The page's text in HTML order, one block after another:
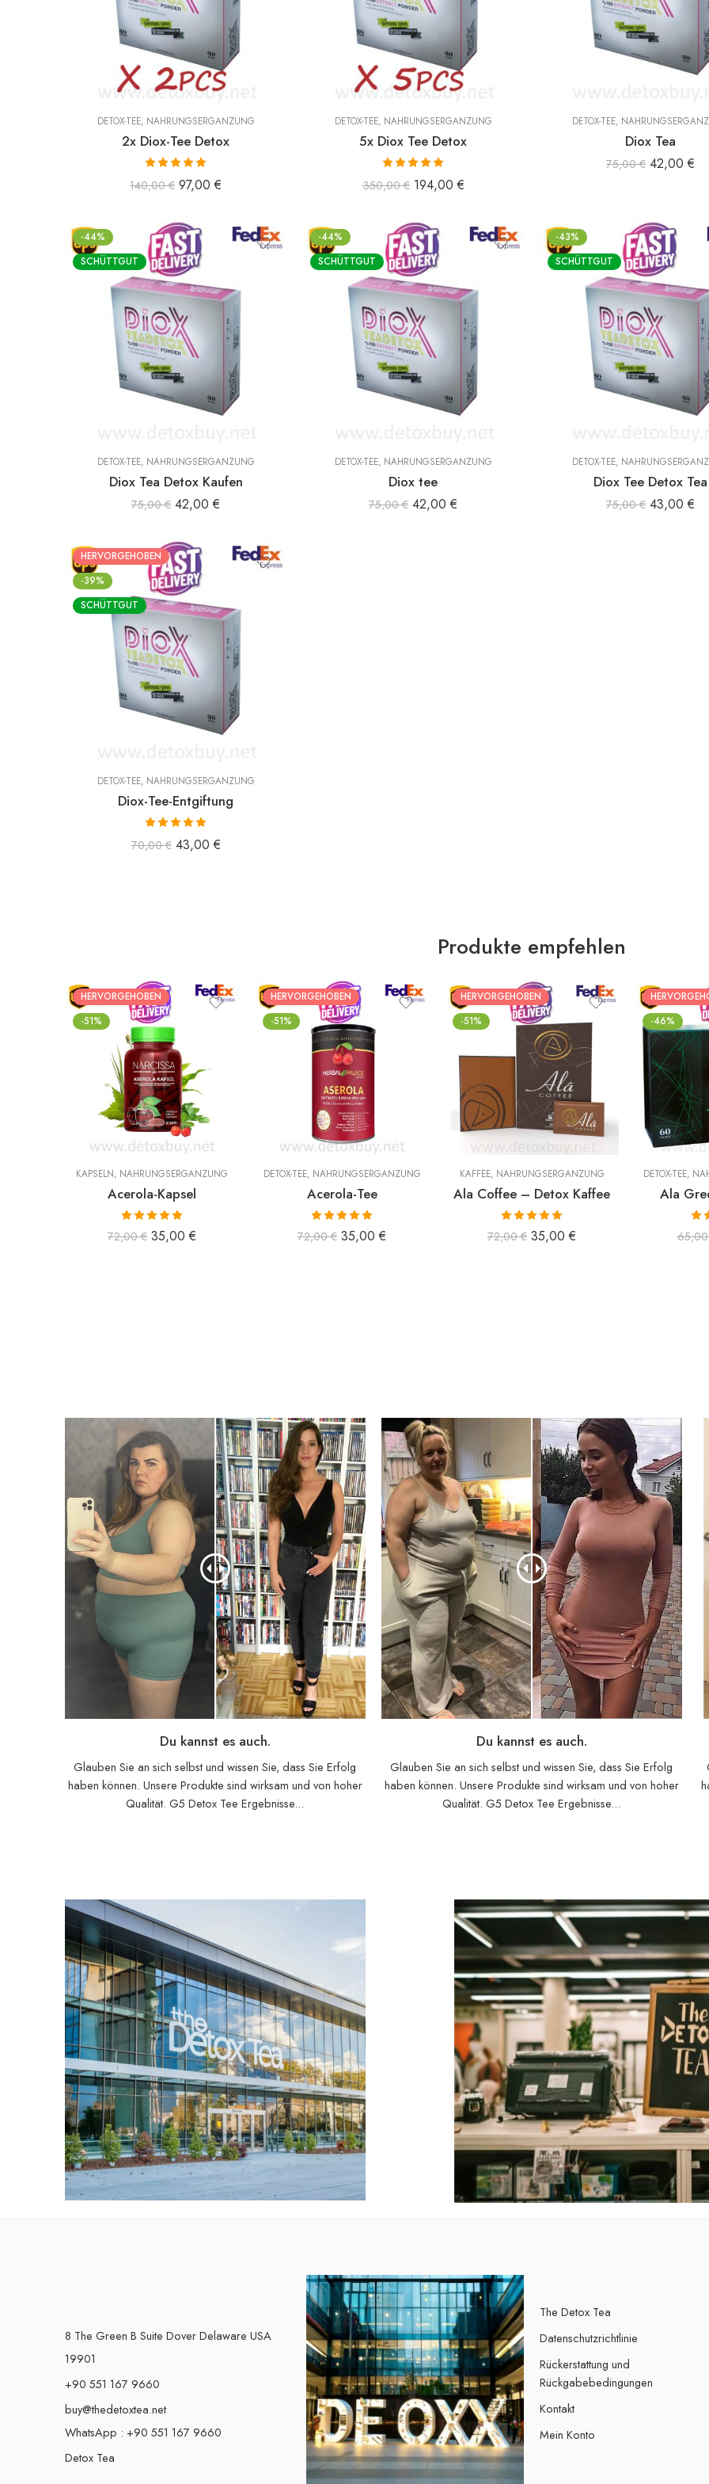
DETOX-TEE, NAHRUNGSERGÄNZUNG
2x Diox-Tee Detox
Bewertet mit
5.00
von 5
140,00€ 97,00 €
DETOX-TEE, NAHRUNGSERGÄNZUNG
5x Diox Tee Detox
Bewertet mit
von 5
350,00€ 194,00 €
DETOX-TEE,
Diox Tea
75,00€ 42,00 €
-44%
SCHÜTTGUT
DETOX-TEE, NAHRUNGSERGÄNZUNG
Diox Tea Detox Kaufen
75,00€ 42,00 €
-44%
SCHÜTTGUT
DETOX-TEE, NAHRUNGSERGÄNZUNG
Diox tee
75,00€ 42,00 €
-43%
SCHÜTTGUT
DETOX-TEE,
Diox Tee Detox Tea
75,00€ 43,00 €
HERVORGEHOBEN
-39%
SCHÜTTGUT
DETOX-TEE, NAHRUNGSERGÄNZUNG
Diox-Tee-Entgiftung
Bewertet mit
von 5
70,00€ 43,00 €
Produkte empfehlen
HERVORGEHOBEN
-51%
KAPSELN, NAHRUNGSERGÄNZUNG
Acerola-Kapsel
Bewertet mit
5.00 von 5
72,00€ 35,00 €
HERVORGEHOBEN
-51%
DETOX-TEE, NAHRUNGSERGÄNZUNG
Acerola-Tee
Bewertet mit
5.00 von 5
72,00€ 35,00 €
HERVORGEHOBEN
-51%
KAFFEE, NAHRUNGSERGÄNZUNG
Ala Coffee – Detox Kaffee
Bewertet mit
5.00 von 5
72,00€ 35,00 €
-46%
DETOX-TEE,
Ala
Du kannst es auch.
Glauben Sie an sich selbst und wissen Sie, dass Sie Erfolg
haben können. Unsere Produkte sind wirksam und von hoher
Qualität. G5 Detox Tee Ergebnisse...
Du kannst es auch.
Glauben Sie an sich selbst und wissen Sie, dass Sie Erfolg
haben können. Unsere Produkte sind wirksam und von hoher
Qualität. G5 Detox Tee Ergebnisse...
8 The Green B Suite Dover Delaware USA
19901
+90 551 167 9660
buy@thedetoxtea.net
WhatsApp : +90 551 167 9660
Detox Tea
The Detox Tea
Datenschutzrichtlinie
Rückerstattung und
Rückgabebedingungen
Kontakt
Mein Konto